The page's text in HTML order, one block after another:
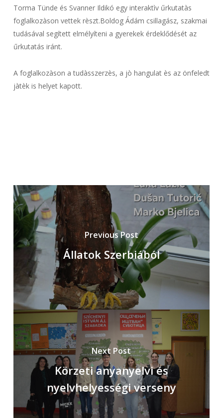
Torma Tünde és Svanner Ildikó egy interaktìv űrkutatàs
foglalkozàson vettek rèszt.Boldog Ádám csillagász, szakmai
tudásával segített elmélyíteni a gyerekek érdeklődését az
űrkutatás iránt.
A foglalkozàson a tudàsszerzès, a jò hangulat ès az önfeledt
jàtèk is helyet kapott.
Previous Post
Állatok Szerbiából
Next Post
Körzeti anyanyelvi és
nyelvhelyességi verseny